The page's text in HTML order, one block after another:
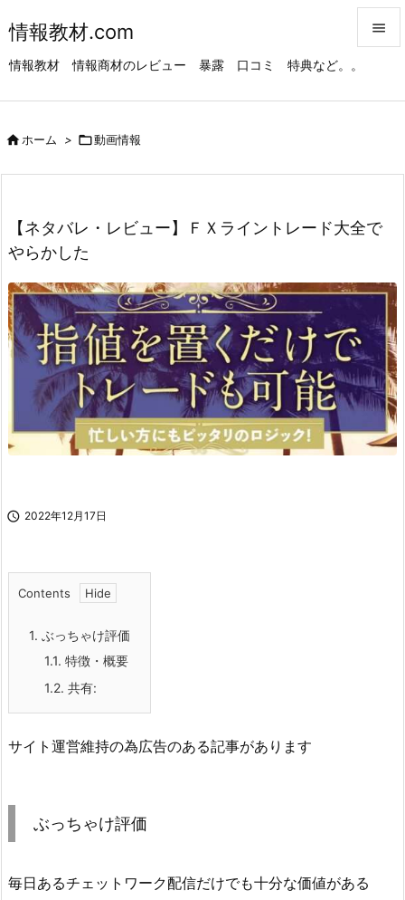
情報教材.com
情報教材 情報商材のレビュー 暴露 口コミ 特典など。。

前へ
次へ
ホーム > 動画情報
【ネタバレ・レビュー】ＦＸライントレード大全で
やらかした
 2022年12月17日
Contents
1. ぶっちゃけ評価
1.1. 特徴・概要
1.2. 共有:
サイト運営維持の為広告のある記事があります
ぶっちゃけ評価
毎日あるチェットワーク配信だけでも十分な価値がある